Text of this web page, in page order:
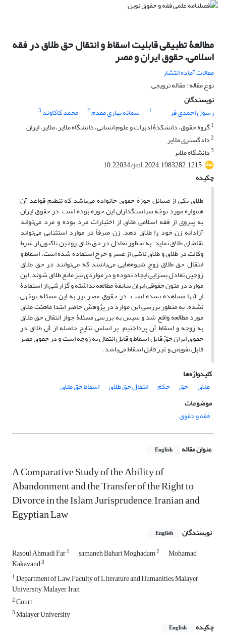
مطالعۀ تطبیقی قابلیت اسقاط و انتقال حق طلاق در فقه
اسلامی، حقوق ایران و مصر
مقالات آماده انتشار
نوع مقاله : مقاله ترویجی
نویسندگان
رسول احمدی فر
1 سمانه بهاری مقدم2 محمد کاکاوند 3
1گروه حقوق، دانشکدۀ ادبیات و علوم انسانی، دانشگاه ملایر، ملایر، ایران
2دادگستری ملایر
3دانشگاه ملایر
10.22034/jml.2024.1983282.1215
چکیده
طلاق یکی از مسائل حوزۀ حقوق خانواده می‌باشد که تنظیم قواعد آن
همواره مورد توجّه سیاستگذاران این حوزه بوده است. در حقوق ایران
به پیروی از فقه اسلامی طلاق از اختیارات مرد بوده و مرد می‌تواند
آزادانه زن خود را طلاق دهد. زن صرفاً در موارد استثنایی می‌تواند
تقاضای طلاق نماید. به منظور تعادل در حق طلاق زوجین تاکنون از شرط
وکالت در طلاق و طلاق ناشی از عسر و حرج استفاده شده است. اسقاط و
انتقال حق طلاق زوج شیوه‌هایی می‌باشند که می‌توانند در حق طلاق
زوجین تعادل بسزایی ایجاد نموده و در مواردی نیز مانع طلاق شوند. این
موارد در متون حقوقی ایران سابقۀ مطالعه نداشته و گزارشی از استفادۀ
از آنها مشاهده نشده است. در حقوق مصر نیز به این مسئله توجّهی
نشده. به منظور بررسی این موارد در پژوهش حاضر ابتدا ماهیّت طلاق
مورد مطالعه واقع شد و سپس به بررسی مسئلۀ جواز انتقال حق طلاق
به زوجه و اسقاط آن پرداختیم. بر اساس نتایج حاصله از آن طلاق در
حقوق ایران حقّ قابل اسقاط و قابل انتقال به زوجه است و در حقوق مصر
قابل تفویض و غیر قابل اسقاط می‌باشد.
کلیدواژه‌ها
طلاق
حق حکم انتقال حق طلاق
اسقاط حق طلاق
موضوعات
فقه و حقوق
عنوان مقاله English
A Comparative Study of the Ability of
Abandonment and the Transfer of the Right to
Divorce in the Islam Jurisprudence, Iranian and
Egyptian Law
نویسندگان English
Rasoul Ahmadi Far1 samaneh Bahari Moghadam2 Mohamad
Kakavand3
1Department of Law, Faculty of Literature and Humanities, Malayer
University, Malayer, Iran
2Court
3Malayer University
چکیده
English